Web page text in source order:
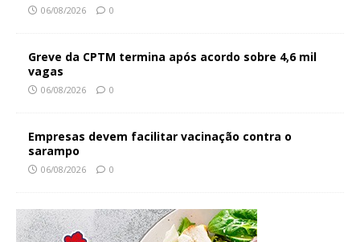
06/08/2026 0
Greve da CPTM termina após acordo sobre 4,6 mil
vagas
06/08/2026 0
Empresas devem facilitar vacinação contra o
sarampo
06/08/2026 0